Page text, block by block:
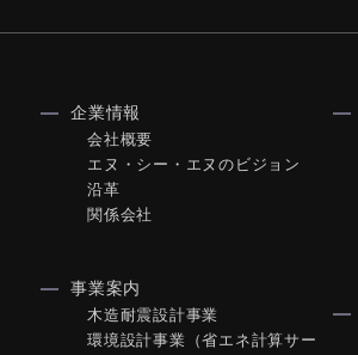
企業情報
会社概要
エヌ・シー・エヌのビジョン
沿革
関係会社
事業案内
木造耐震設計事業
環境設計事業（省エネ計算サー